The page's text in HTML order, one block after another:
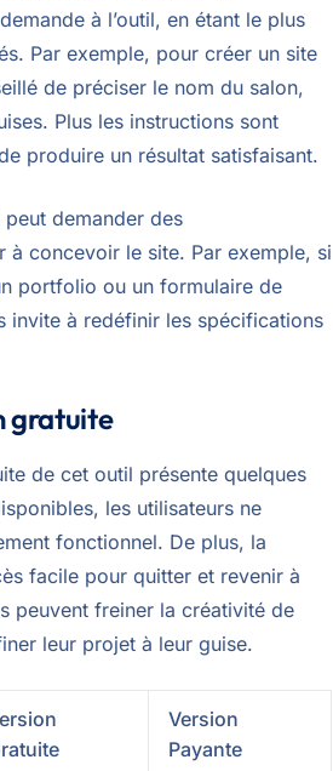
à l’outil, en étant le plus
Par exemple, pour créer un site
de préciser le nom du salon,
Plus les instructions sont
produire un résultat satisfaisant.
peut demander des
à concevoir le site. Par exemple, si
portfolio ou un formulaire de
invite à redéfinir les spécifications
gratuite
de cet outil présente quelques
les utilisateurs ne
fonctionnel. De plus, la
facile pour quitter et revenir à
peuvent freiner la créativité de
leur projet à leur guise.
Version
Payante